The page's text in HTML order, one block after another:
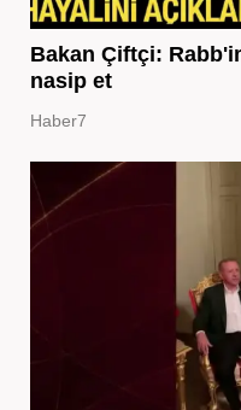
Bakan Çiftçi:
nasip et
Haber7